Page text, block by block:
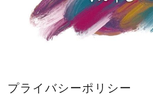
プライバシーポリシー